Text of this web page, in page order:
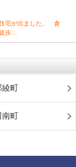
宅が出ました。 倉
歩…
綾町
南町